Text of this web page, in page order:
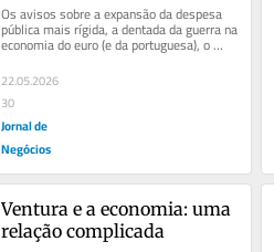
Os avisos sobre a expansão da despesa
pública mais rígida, a dentada da guerra na
economia do euro (e da portuguesa), o
apoio (agora mais)...
22.05.2026
30
Jornal de
Negócios
Ventura e a economia: uma
relação complicada